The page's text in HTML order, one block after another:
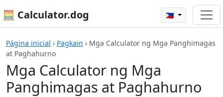
🧮 Calculator.dog 🇵🇭
Página inicial › Pagkain › Mga Calculator ng Mga Panghimagas
at Paghahurno
Mga Calculator ng Mga
Panghimagas at Paghahurno